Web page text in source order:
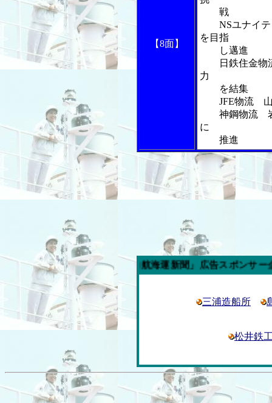
【8面】
戦
NSユナイテ
を目指
し邁進
日鉄住金物流
力
を結集
JFE物流 山村
神鋼物流 岩
に
推進
今週の「内航海運新聞」広告スポンサー企業
三浦造船所
松井鉄